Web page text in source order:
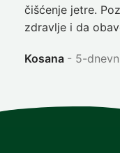
čišćenje jetre.
zdravlje i da
Kosana 5-